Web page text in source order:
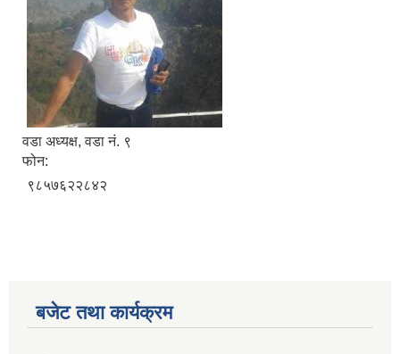
वडा अध्यक्ष, वडा नं. ९
फोन:
९८५७६२२८४२
बजेट तथा कार्यक्रम